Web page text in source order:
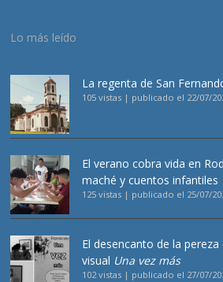
Lo más leído
La regenta de San
105 vistas | publicado el 22/07/
El verano cobra vida en
maché y cuentos infantiles
125 vistas | publicado el 25/07/
El desencanto de la
visual Una vez más
102 vistas | publicado el 27/07/